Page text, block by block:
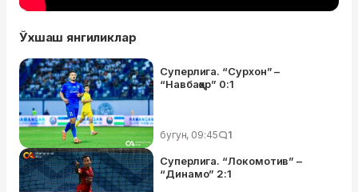
Ўхшаш янгиликлар
Суперлига. “Сурхон” –
“Навбаҳор” 0:1
бугун, 09:45 1
Суперлига. “Локомотив” –
“Динамо” 2:1